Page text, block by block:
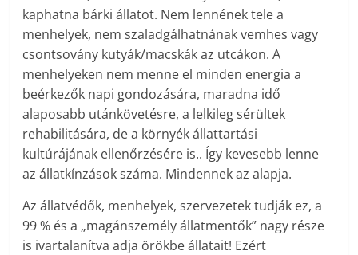
kaphatna bárki állatot. Nem lennének tele a
menhelyek, nem szaladgálhatnának vemhes vagy
csontsovány kutyák/macskák az utcákon. A
menhelyeken nem menne el minden energia a
beérkezők napi gondozására, maradna idő
alaposabb utánkövetésre, a lelkileg sérültek
rehabilitására, de a környék állattartási
kultúrájának ellenőrzésére is.. Így kevesebb lenne
az állatkínzások száma. Mindennek az alapja.
Az állatvédők, menhelyek, szervezetek tudják ez, a
99 % és a „magánszemély állatmentők” nagy része
is ivartalanítva adja örökbe állatait! Ezért